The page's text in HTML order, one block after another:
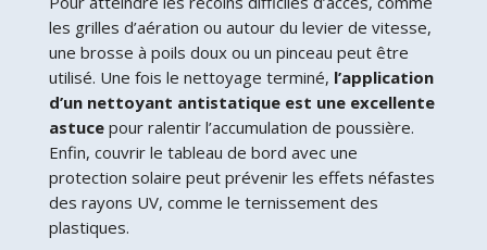
les grilles d’aération ou autour du levier de vitesse,
une brosse à poils doux ou un pinceau peut être
utilisé. Une fois le nettoyage terminé, l’application
d’un nettoyant antistatique est une excellente
astuce pour ralentir l’accumulation de poussière.
Enfin, couvrir le tableau de bord avec une
protection solaire peut prévenir les effets néfastes
des rayons UV, comme le ternissement des
plastiques.